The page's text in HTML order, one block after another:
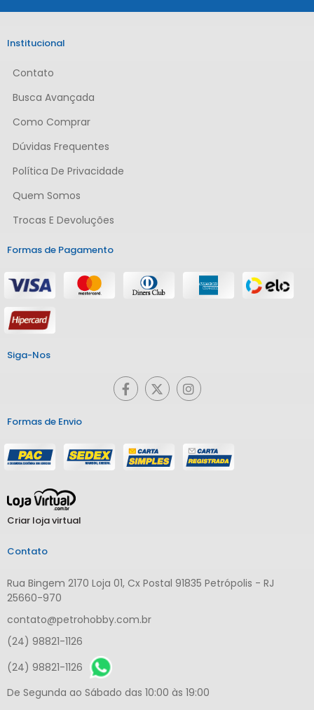
Institucional
Contato
Busca Avançada
Como Comprar
Dúvidas Frequentes
Política De Privacidade
Quem Somos
Trocas E Devoluções
Formas de Pagamento
Siga-Nos
Formas de Envio
Criar loja virtual
Contato
Rua Bingem 2170 Loja 01, Cx Postal 91835 Petrópolis - RJ
25660-970
contato@petrohobby.com.br
(24) 98821-1126
(24) 98821-1126
De Segunda ao Sábado das 10:00 às 19:00